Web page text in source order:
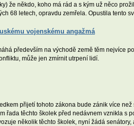
že někdo, koho má rád a s kým už něco
68 letech, opravdu zemřela. Opustila tento
vojenskému angažmá
především na východě země těm nejvíce
může jen zmírnit utrpení lidí.
přijetí tohoto zákona bude zánik více
těchto školek před nedávnem vznikla s
několik těchto školek, nyní žádá